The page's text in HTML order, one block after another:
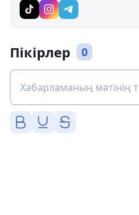
Пікірлер 0